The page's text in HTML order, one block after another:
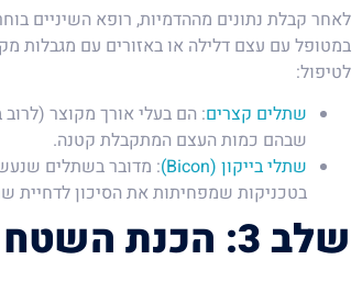
לאחר קבלת נתונים מההדמיות, רופא השיניים
במטופל עם עצם דלילה או באזורים עם מגבלות
לטיפול:
שתלים קצרים
שבהם כמות העצם המתקבלת קטנה.
שתלי בייקון (Bicon)
: מדובר בשתלים
בטכניקות שמפחיתות את הסיכון לדחיית
שלב 3: הכנת השטח (כמו חיתוך חניכיים)